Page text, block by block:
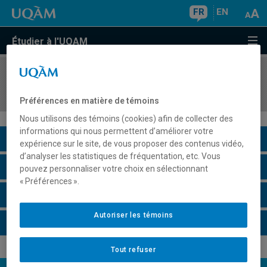
FR EN
Étudier à l'UQAM
COURS//
Description du cours
Horaire - Été 2026
Préférences en matière de témoins
Nous utilisons des témoins (cookies) afin de collecter des
informations qui nous permettent d’améliorer votre
expérience sur le site, de vous proposer des contenus vidéo,
d’analyser les statistiques de fréquentation, etc. Vous
pouvez personnaliser votre choix en sélectionnant
« Préférences ».
Tout refuser
Autoriser les témoins